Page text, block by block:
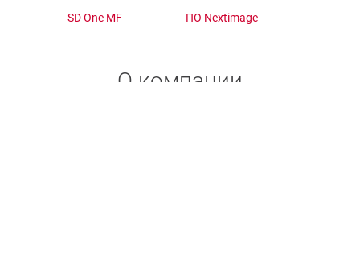
SD One MF
ПО Nextimage
О компании